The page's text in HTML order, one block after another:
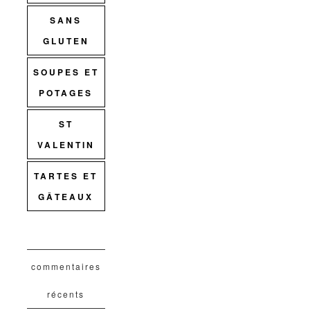
SANS
GLUTEN
SOUPES ET
POTAGES
ST
VALENTIN
TARTES ET
GÂTEAUX
commentaires
récents